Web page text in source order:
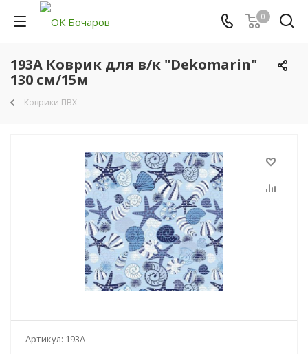
0
193A Коврик для в/к "Dekomarin"
130 см/15м
Коврики ПВХ
Артикул: 193A